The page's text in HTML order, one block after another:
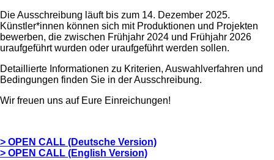
Die Ausschreibung läuft bis zum 14. Dezember 2025.
Künstler*innen können sich mit Produktionen und Projekten
bewerben, die zwischen Frühjahr 2024 und Frühjahr 2026
uraufgeführt wurden oder uraufgeführt werden sollen.
Detaillierte Informationen zu Kriterien, Auswahlverfahren und
Bedingungen finden Sie in der Ausschreibung.
Wir freuen uns auf Eure Einreichungen!
> OPEN CALL (Deutsche Version)
> OPEN CALL (English Version)